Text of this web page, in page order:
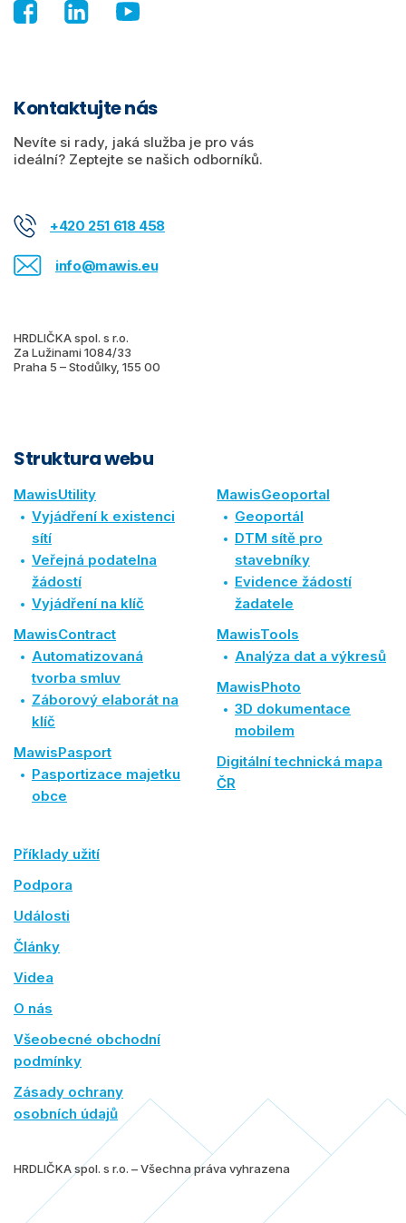
Kontaktujte nás
Nevíte si rady, jaká služba je pro vás
ideální? Zeptejte se našich odborníků.
+420 251 618 458
info@mawis.eu
HRDLIČKA spol. s r.o.
Za Lužinami 1084/33
Praha 5 – Stodůlky, 155 00
Struktura webu
MawisUtility
Vyjádření k existenci
sítí
Veřejná podatelna
žádostí
Vyjádření na klíč
MawisContract
Automatizovaná
tvorba smluv
Záborový elaborát na
klíč
MawisPasport
Pasportizace majetku
obce
MawisGeoportal
Geoportál
DTM sítě pro
stavebníky
Evidence žádostí
žadatele
MawisTools
Analýza dat a výkresů
MawisPhoto
3D dokumentace
mobilem
Digitální technická mapa
ČR
Příklady užití
Podpora
Události
Články
Videa
O nás
Všeobecné obchodní
podmínky
Zásady ochrany
osobních údajů
HRDLIČKA spol. s r.o. – Všechna práva vyhrazena